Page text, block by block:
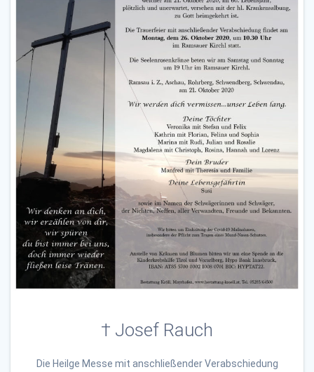
† Josef Rauch
Die Heilge Messe mit anschließender Verabschiedung